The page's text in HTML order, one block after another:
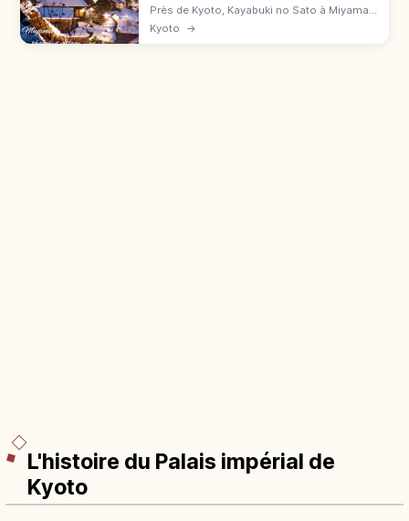
Près de Kyoto, Kayabuki no Sato à Miyama
compte 39 chaumières sur 50 maisons.
Musée, parking, accès en bus depuis
Kyoto →
L'histoire du Palais impérial de
Kyoto